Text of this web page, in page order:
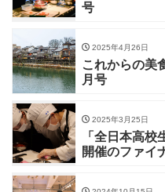
号
2025年4月26日
これからの
月号
2025年3月25日
「全日本高
開催のファイ